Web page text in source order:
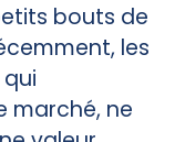
bouts de
les
marché, ne